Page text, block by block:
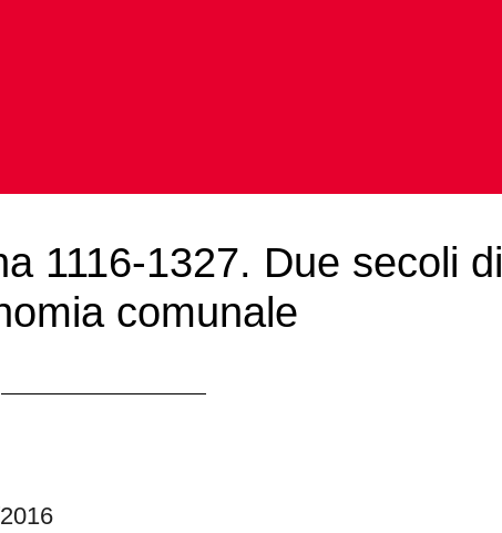
1116-1327. Due secoli di
comunale